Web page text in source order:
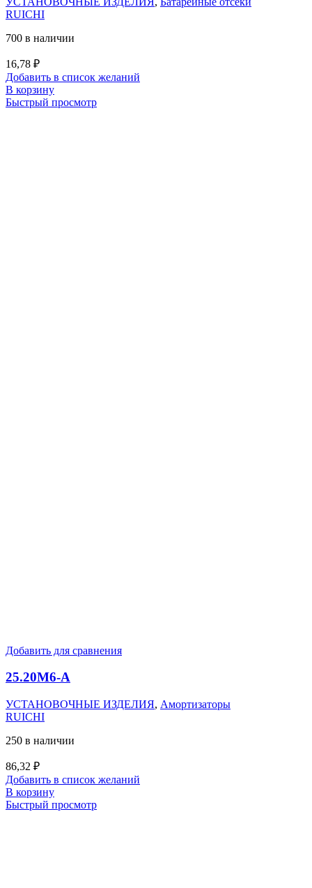
RUICHI
700 в наличии
16,78 ₽
Добавить в список желаний
В корзину
Быстрый просмотр
Добавить для сравнения
25.20M6-А
УСТАНОВОЧНЫЕ ИЗДЕЛИЯ, Амортизаторы
RUICHI
250 в наличии
86,32 ₽
Добавить в список желаний
В корзину
Быстрый просмотр